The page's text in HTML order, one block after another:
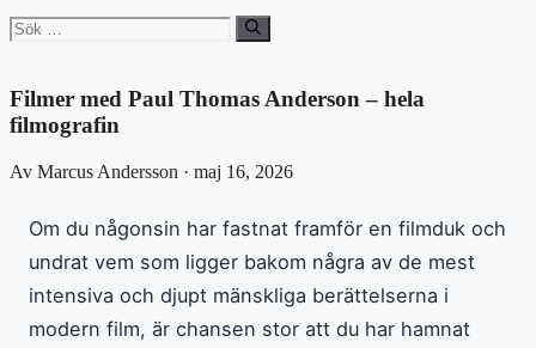
Sök
efter:
Filmer med Paul Thomas Anderson – hela
filmografin
Av Marcus Andersson · maj 16, 2026
Om du någonsin har fastnat framför en filmduk och
undrat vem som ligger bakom några av de mest
intensiva och djupt mänskliga berättelserna i
modern film, är chansen stor att du har hamnat